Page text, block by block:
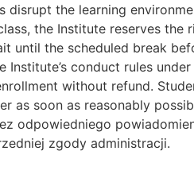
disrupt the learning
the Institute reserves
until the scheduled break
conduct rules
without refund.
as soon as reasonably
odpowiedniego
zgody administracji.